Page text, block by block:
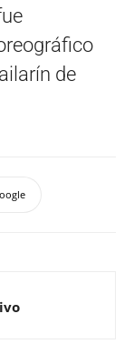
de